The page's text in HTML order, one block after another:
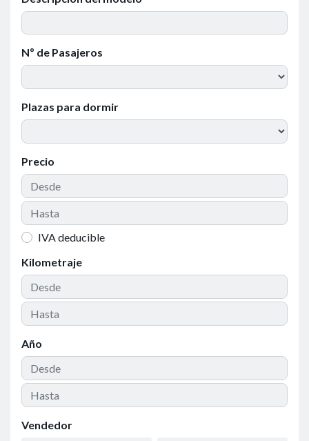
Nº de Pasajeros
Plazas para dormir
Precio
IVA deducible
Kilometraje
Año
Vendedor